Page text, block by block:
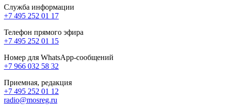
Служба информации
+7 495 252 01 17
Телефон прямого эфира
+7 495 252 01 15
Номер для WhatsApp-сообщений
+7 966 032 58 32
Приемная, редакция
+7 495 252 01 12
radio@mosreg.ru